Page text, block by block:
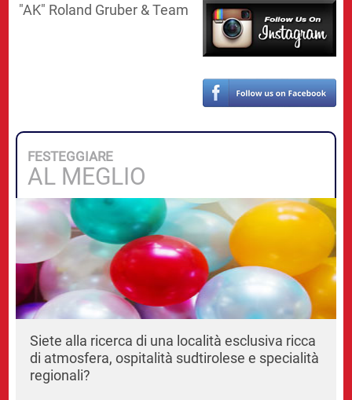
"AK" Roland Gruber & Team
FESTEGGIARE
AL MEGLIO
Siete alla ricerca di una località esclusiva ricca
di atmosfera, ospitalità sudtirolese e specialità
regionali?